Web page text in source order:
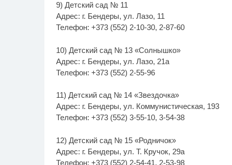
9) Детский сад № 11
Адрес: г. Бендеры, ул. Лазо, 11
Телефон: +373 (552) 2-10-30, 2-87-60
10) Детский сад № 13 «Солнышко»
Адрес: г. Бендеры, ул. Лазо, 21а
Телефон: +373 (552) 2-55-96
11) Детский сад № 14 «Звездочка»
Адрес: г. Бендеры, ул. Коммунистическая, 193
Телефон: +373 (552) 3-55-10, 3-54-38
12) Детский сад № 15 «Родничок»
Адрес: г. Бендеры, ул. Т. Кручок, 29а
Телефон: +373 (552) 2-54-41, 2-53-98